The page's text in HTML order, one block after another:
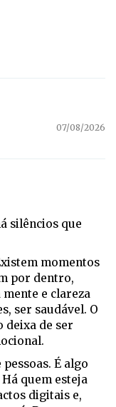
07/08/2026
silêncios que
momentos
por dentro,
e clareza
ser saudável. O
deixa de ser
É algo
quem esteja
digitais e,